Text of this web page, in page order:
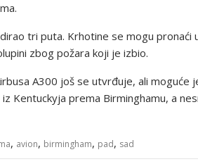
tri puta. Krhotine se mogu pronaći
zbog požara koji je izbio.
A300 još se utvrđuje, ali moguće
Kentuckyja prema Birminghamu, a
, avion, birmingham, pad, sad